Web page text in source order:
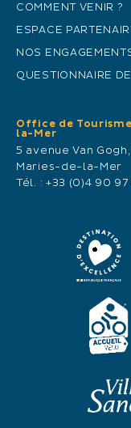
COMMENT VENIR ?
ESPACE
NOS
QUESTIONNAIRE
Office de
la-Mer
5 avenue Van
Maries-de-la-Mer
Tél. : +33 (0)4 90 97